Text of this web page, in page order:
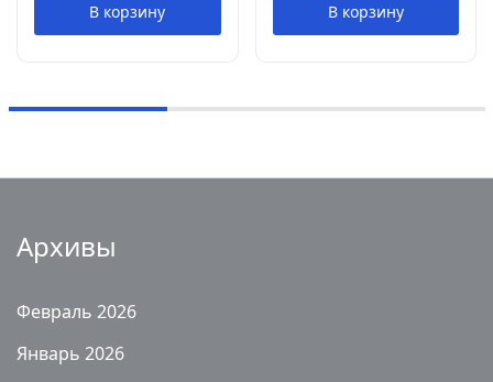
В корзину В корзину
Архивы
Февраль 2026
Январь 2026